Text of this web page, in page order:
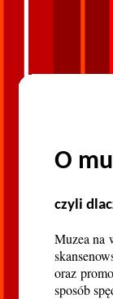
O
czyli
Muzea na
oraz
sposób